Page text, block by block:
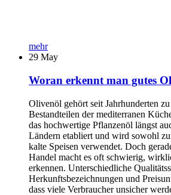
mehr
29 May
Woran erkennt man gutes
Olivenöl gehört seit Jahrhunderten
Bestandteilen der mediterranen
das hochwertige Pflanzenöl längst
Ländern etabliert und wird sowohl
kalte Speisen verwendet. Doch
Handel macht es oft schwierig,
erkennen. Unterschiedliche
Herkunftsbezeichnungen und
dass viele Verbraucher unsicher